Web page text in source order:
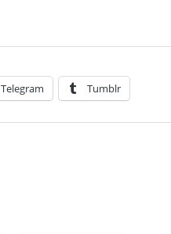
Telegram Tumblr